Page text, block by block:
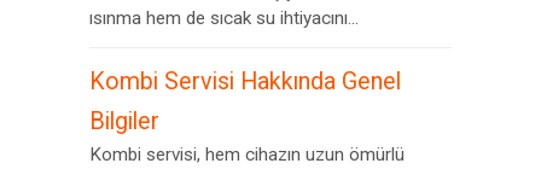
ısınma hem de sıcak su ihtiyacını...
Kombi Servisi Hakkında Genel
Bilgiler
Kombi servisi, hem cihazın uzun ömürlü